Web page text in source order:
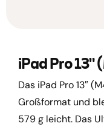
iPad Pro 13"
Das iPad Pro 13″
Großformat und
579 g leicht. Das